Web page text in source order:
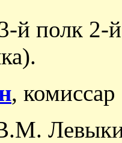
й полк 2-
,